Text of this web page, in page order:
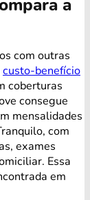
a
com outras
custo-benefício
coberturas
consegue
mensalidades
com
exames
Essa
em